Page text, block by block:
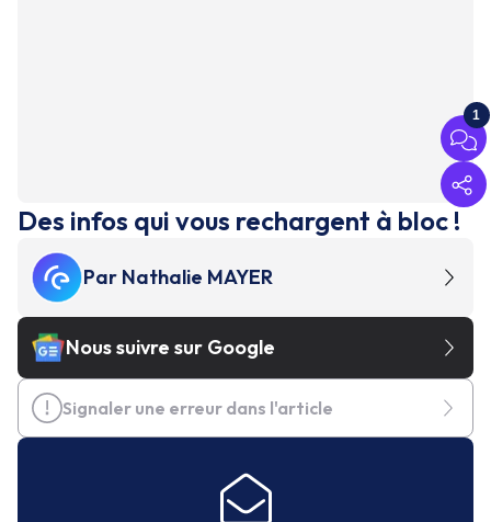
1
Des infos qui vous rechargent à bloc !
Par Nathalie MAYER
Nous suivre sur Google
Signaler une erreur dans l'article